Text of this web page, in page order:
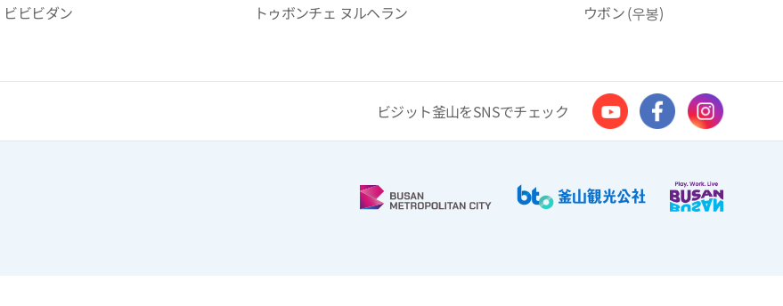
ビビビダン トゥボンチェ ヌルヘラン ウボン (우봉)
ビジット釜山をSNSでチェック